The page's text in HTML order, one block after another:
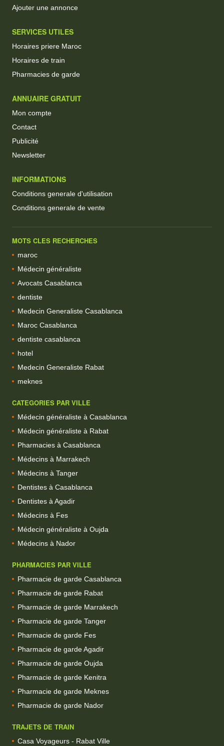
Ajouter une annonce
SERVICES UTILES
Horaires priere Maroc
Horaires de train
Pharmacies de garde
ANNUAIRE GRATUIT
Mon compte
Contact
Publicité
Newsletter
INFORMATIONS
Conditions generale d'utilisation
Conditions generale de vente
MOTS CLES RECHERCHES
maroc
Médecin généraliste
Avocats Casablanca
dentiste
Medecin Generaliste Casablanca
Maroc Casablanca
dentiste casablanca
hotel
Medecin Generaliste Rabat
meknes
CATEGORIES PAR VILLE
Médecin généraliste à Casablanca
Médecin généraliste à Rabat
Pharmacies à Casablanca
Médecins à Marrakech
Médecins à Tanger
Dentistes à Casablanca
Dentistes à Agadir
Médecins à Fes
Médecin généraliste à Oujda
Médecins à Nador
PHARMACIES PAR VILLE
Pharmacie de garde Casablanca
Pharmacie de garde Rabat
Pharmacie de garde Marrakech
Pharmacie de garde Tanger
Pharmacie de garde Fes
Pharmacie de garde Agadir
Pharmacie de garde Oujda
Pharmacie de garde Kenitra
Pharmacie de garde Meknes
Pharmacie de garde Nador
TRAJETS DE TRAIN
Casa Voyageurs - Rabat Ville